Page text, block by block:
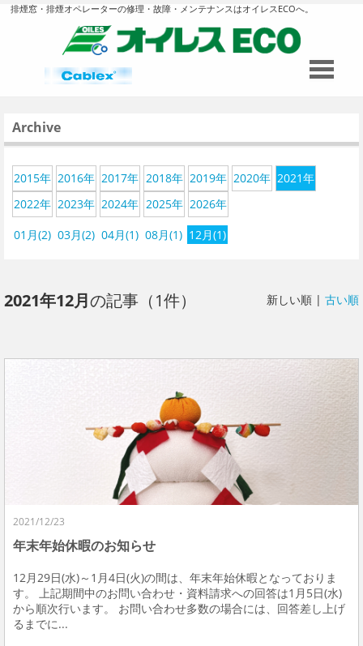
排煙窓・排煙オペレーターの修理・故障・メンテナンスはオイレスECOへ。
Archive
2015年 2016年 2017年 2018年 2019年 2020年 2021年
2022年 2023年 2024年 2025年 2026年
01月(2) 03月(2) 04月(1) 08月(1) 12月(1)
2021年12月の記事（1件） 新しい順 | 古い順
2021/12/23
年末年始休暇のお知らせ
12月29日(水)～1月4日(火)の間は、年末年始休暇となっておりま
す。 上記期間中のお問い合わせ・資料請求への回答は1月5日(水)
から順次行います。 お問い合わせ多数の場合には、回答差し上げ
るまでに...